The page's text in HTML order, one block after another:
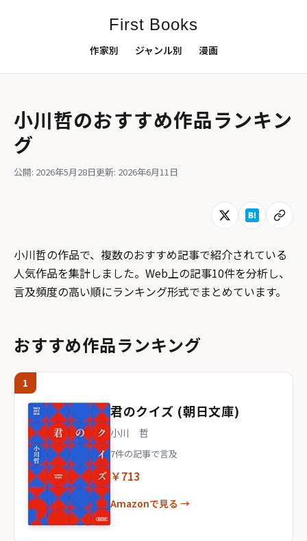
First Books
作家別 ジャンル別 漫画
小川哲のおすすめ作品ランキン
グ
公開: 2026年5月28日更新: 2026年6月11日
小川哲の作品で、複数のおすすめ記事で紹介されている
人気作品を集計しました。Web上の記事10件を分析し、
言及頻度の高い順にランキング形式でまとめています。
おすすめ作品ランキング
1
君のクイズ (朝日文庫)
小川 哲
7件の記事で言及
￥713
Amazonで見る →